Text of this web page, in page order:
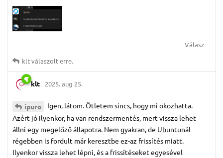
Válasz
kltválaszolt erre.
klt 2025. aug 25.
ipuro
Igen, látom. Ötletem sincs, hogy mi okozhatta.
Azért jó ilyenkor, ha van rendszermentés, mert vissza lehet
állni egy megelőző állapotra. Nem gyakran, de Ubuntunál
régebben is fordult már keresztbe ez-az frissítés miatt.
Ilyenkor vissza lehet lépni, és a frissítéseket egyesével